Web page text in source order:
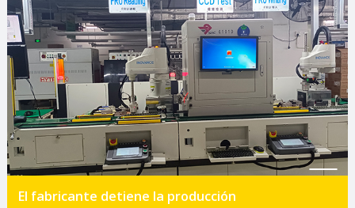
El fabricante detiene la producción